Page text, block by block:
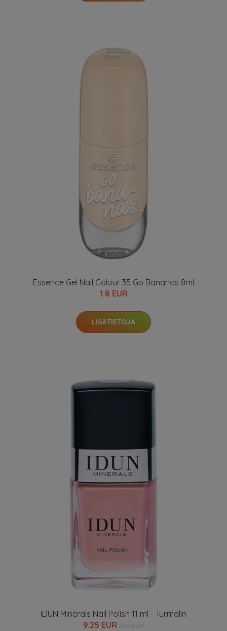
Essence Gel Nail Colour 35 Go Bananas 8ml
1.8 EUR
LISÄTIETOJA
IDUN Minerals Nail Polish 11 ml - Turmalin
9.25 EUR